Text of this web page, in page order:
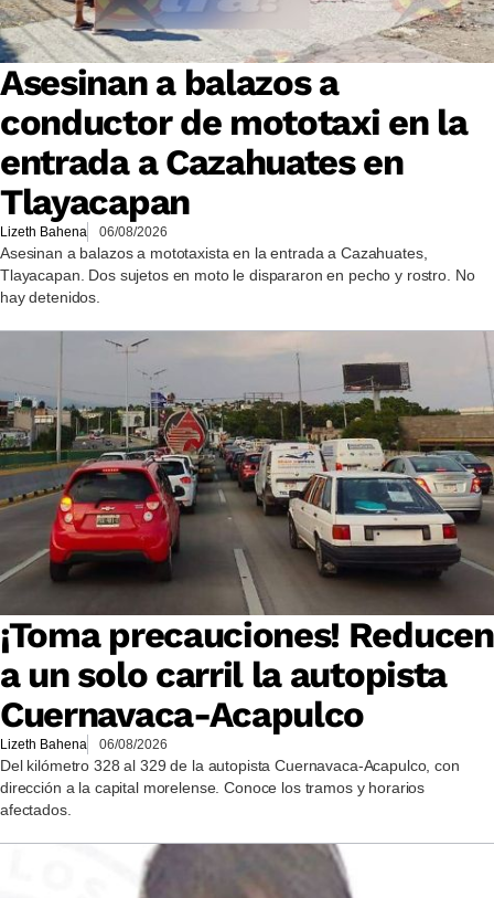
Asesinan a balazos a
conductor de mototaxi en la
entrada a Cazahuates en
Tlayacapan
Lizeth Bahena 06/08/2026
Asesinan a balazos a mototaxista en la entrada a Cazahuates,
Tlayacapan. Dos sujetos en moto le dispararon en pecho y rostro. No
hay detenidos.
¡Toma precauciones! Reducen
a un solo carril la autopista
Cuernavaca-Acapulco
Lizeth Bahena 06/08/2026
Del kilómetro 328 al 329 de la autopista Cuernavaca-Acapulco, con
dirección a la capital morelense. Conoce los tramos y horarios
afectados.